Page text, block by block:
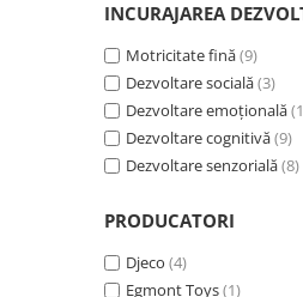
INCURAJAREA
Motricitate fină(9)
Dezvoltare socială(3)
Dezvoltare emoțională
Dezvoltare cognitivă(9)
Dezvoltare senzorială(8)
PRODUCATORI
Djeco (4)
Egmont Toys(1)